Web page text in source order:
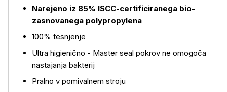
Več o izdelku
Narejeno iz 85% ISCC-certificiranega bio-
zasnovanega polypropylena
100% tesnjenje
Ultra higienično - Master seal pokrov ne omogoča
nastajanja bakterij
Pralno v pomivalnem stroju